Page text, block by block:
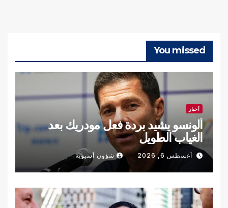
You missed
أخبار
ألونسو يشيد بردة فعل مودريك بعد
الغياب الطويل
أغسطس 6, 2026 شؤون آسيوية